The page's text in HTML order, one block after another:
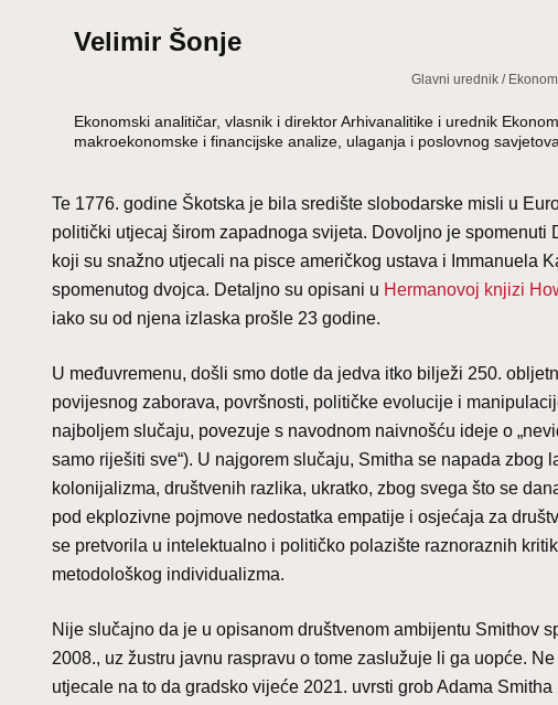
Velimir Šonje
Glavni urednik /
Ekonomski analitičar, vlasnik i direktor Arhivanalitike i urednik
makroekonomske i financijske analize, ulaganja i poslovnog
Te 1776. godine Škotska je bila središte slobodarske misli u
politički utjecaj širom zapadnoga svijeta. Dovoljno je spomenuti
koji su snažno utjecali na pisce američkog ustava i Immanuela
spomenutog dvojca. Detaljno su opisani u Hermanovoj knjizi
iako su od njena izlaska prošle 23 godine.
U međuvremenu, došli smo dotle da jedva itko bilježi 250.
povijesnog zaborava, površnosti, političke evolucije i
najboljem slučaju, povezuje s navodnom naivnošću ideje o
samo riješiti sve“). U najgorem slučaju, Smitha se napada
kolonijalizma, društvenih razlika, ukratko, zbog svega što se
pod ekplozivne pojmove nedostatka empatije i osjećaja za
se pretvorila u intelektualno i političko polazište raznoraznih
metodološkog individualizma.
Nije slučajno da je u opisanom društvenom ambijentu Smithov
2008., uz žustru javnu raspravu o tome zaslužuje li ga uopće.
utjecale na to da gradsko vijeće 2021. uvrsti grob Adama